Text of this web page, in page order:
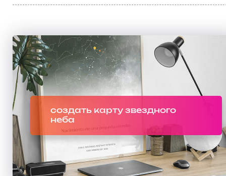
создать карту звездного
неба